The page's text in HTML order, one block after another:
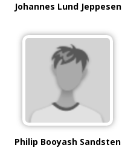
Johannes Lund Jeppesen
Philip Booyash Sandsten